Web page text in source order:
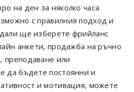
на ден за няколко часа
с правилния подход и
ще изберете фрийланс
анкети, продажба на ръчно
преподаване или
да бъдете постоянни и
и мотивация, можете